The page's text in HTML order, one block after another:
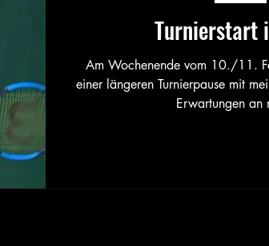
Turnierstart
Am Wochenende vom 10./11.
einer längeren Turnierpause mit
Erwartungen an